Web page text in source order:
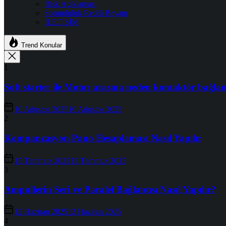
Risk Açıklaması
Sorumluluk Reddi Beyanı
İLETİŞİM
Trend Konular
1
Soft starter ile Motor arasına neden kontaktör
10 Ağustos 202510 Ağustos 2025
2
Kompanzasyon Pano Hesaplaması Nasıl Yapılır
15 Temmuz 202515 Temmuz 2025
3
Ampullerin Seri ve Paralel Bağlantısı Nasıl Yapılır?
12 Haziran 202512 Haziran 2025
4